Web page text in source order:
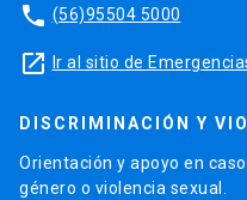
phone (56)95504 5000
launch Ir al sitio de
DISCRIMINACIÓN Y
Orientación y apoyo en
género o violencia sexual.